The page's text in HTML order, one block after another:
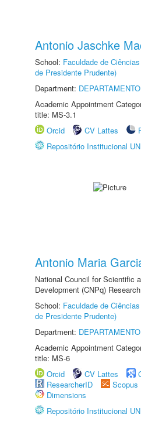
Antonio Jaschke
School: Faculdade de
de Presidente Prudente)
Department:
Academic Appointment
title: MS-3.1
Orcid
CV Lattes
Repositório Institucional
Antonio Maria
National Council for Scientific
Development (CNPq)
School: Faculdade de
de Presidente Prudente)
Department:
Academic Appointment
title: MS-6
Orcid
CV Lattes
ResearcherID
Scopus
Dimensions
Repositório Institucional